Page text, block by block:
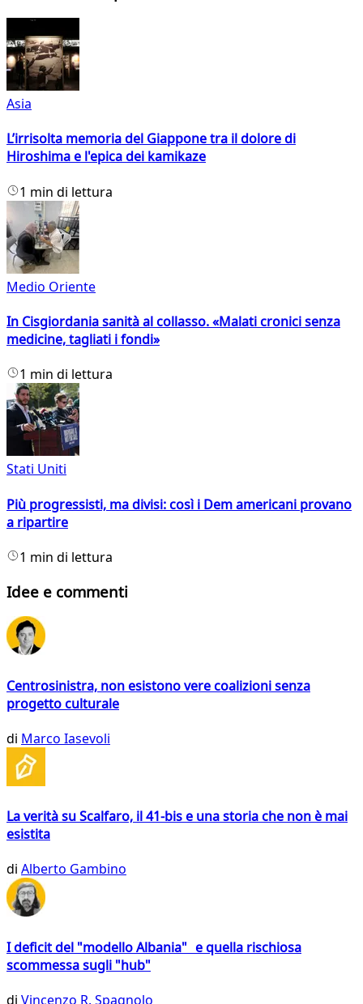
Asia
L’irrisolta memoria del Giappone tra il dolore di
Hiroshima e l'epica dei kamikaze
1 min di lettura
Medio Oriente
In Cisgiordania sanità al collasso. «Malati cronici senza
medicine, tagliati i fondi»
1 min di lettura
Stati Uniti
Più progressisti, ma divisi: così i Dem americani provano
a ripartire
1 min di lettura
Idee e commenti
Centrosinistra, non esistono vere coalizioni senza
progetto culturale
di Marco Iasevoli
La verità su Scalfaro, il 41-bis e una storia che non è mai
esistita
di Alberto Gambino
I deficit del "modello Albania" e quella rischiosa
scommessa sugli "hub"
di Vincenzo R. Spagnolo